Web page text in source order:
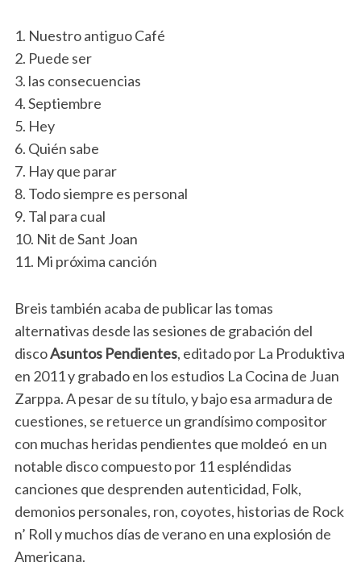
1. Nuestro antiguo Café
2. Puede ser
3. las consecuencias
4. Septiembre
5. Hey
6. Quién sabe
7. Hay que parar
8. Todo siempre es personal
9. Tal para cual
10. Nit de Sant Joan
11. Mi próxima canción
Breis también acaba de publicar las tomas
alternativas desde las sesiones de grabación del
discoAsuntos Pendientes, editado por La Produktiva
en 2011 y grabado en los estudios La Cocina de Juan
Zarppa. A pesar de su título, y bajo esa armadura de
cuestiones, se retuerce un grandísimo compositor
con muchas heridas pendientes que moldeó en un
notable disco compuesto por 11 espléndidas
canciones que desprenden autenticidad, Folk,
demonios personales, ron, coyotes, historias de Rock
n’ Roll y muchos días de verano en una explosión de
Americana.